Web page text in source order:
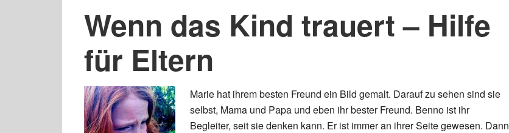
Wenn das Kind trauert – Hilfe
für Eltern
Marie hat ihrem besten Freund ein Bild gemalt. Darauf zu sehen sind sie
selbst, Mama und Papa und eben ihr bester Freund. Benno ist ihr
Begleiter, seit sie denken kann. Er ist immer an ihrer Seite gewesen. Dann